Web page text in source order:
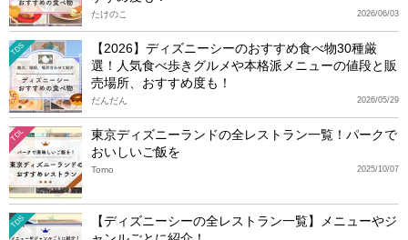
2026/06/03
たけのこ
TDS
【2026】ディズニーシーのおすすめ食べ物30種厳
選！人気食べ歩きグルメや本格派メニューの値段と販
売場所、おすすめ度も！
2026/05/29
だんだん
TDL
東京ディズニーランドの全レストラン一覧！パークで
おいしいご飯を
2025/10/07
Tomo
TDS
【ディズニーシーの全レストラン一覧】メニューやジ